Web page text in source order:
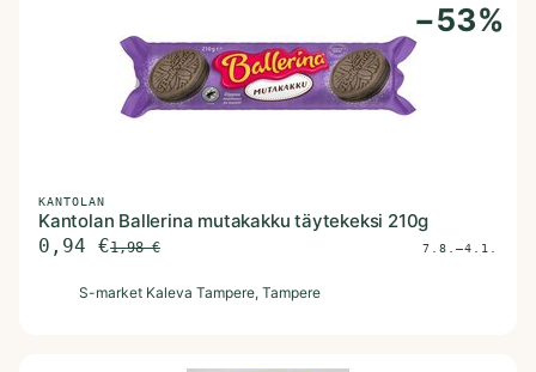
−53%
KANTOLAN
Kantolan Ballerina mutakakku täytekeksi 210g
0,94 €1,98€ 7.8.–4.1.
S-market Kaleva Tampere, Tampere